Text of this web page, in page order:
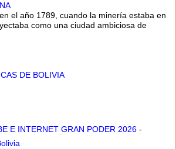
el año 1789, cuando la minería estaba en
como una ciudad ambiciosa de
DE BOLIVIA
E INTERNET GRAN PODER 2026 -